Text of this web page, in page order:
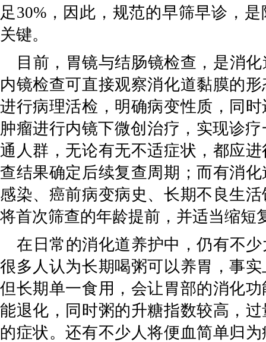
足 30%，因此，规范的早筛早诊，
关键。
目前，胃镜与结肠镜检查，是消
内镜检查可直接观察消化道黏膜的
进行病理活检，明确病变性质，同
肿瘤进行内镜下微创治疗，实现诊
通人群，无论有无不适症状，都应
查结果确定后续复查周期；而有消
感染、癌前病变病史、长期不良生
将首次筛查的年龄提前，并适当缩短
在日常的消化道养护中，仍有不
很多人认为长期喝粥可以养胃，事
但长期单一食用，会让胃部的消化
能退化，同时粥的升糖指数较高，
的症状。还有不少人将便血简单归